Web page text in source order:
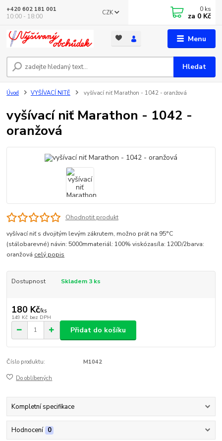
Menu
CZK
Hledat
+420 602 181 001
10:00 - 18:00
0 ks
za 0 Kč
Úvod VYŠÍVACÍ NITĚ vyšívací niť Marathon - 1042 - oranžová
vyšívací niť Marathon - 1042 -
oranžová
Ohodnotit produkt
vyšívací niť s dvojitým levým zákrutem, možno prát na 95°C
(stálobarevné) návin: 5000mmateriál: 100% viskózasíla: 120D/2barva:
oranžová celý popis
Dostupnost Skladem 3 ks
180 Kč/ks
149 Kč bez DPH
Přidat do košíku
Číslo produktu: M1042
Do oblíbených
Kompletní specifikace
Hodnocení 0